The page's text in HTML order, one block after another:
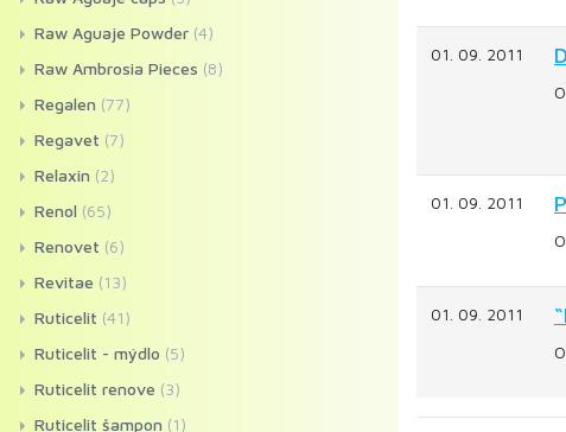
01. 09. 2011
01. 09. 2011
01. 09. 2011
Raw Aguaje Powder (4)
Raw Ambrosia Pieces (8)
Regalen (77)
Regavet (7)
Relaxin (2)
Renol (65)
Renovet (6)
Revitae (13)
Ruticelit (41)
Ruticelit - mýdlo (5)
Ruticelit renove (3)
Ruticelit šampon (1)